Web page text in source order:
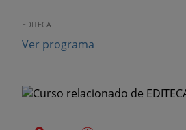
EDITECA
Ver programa